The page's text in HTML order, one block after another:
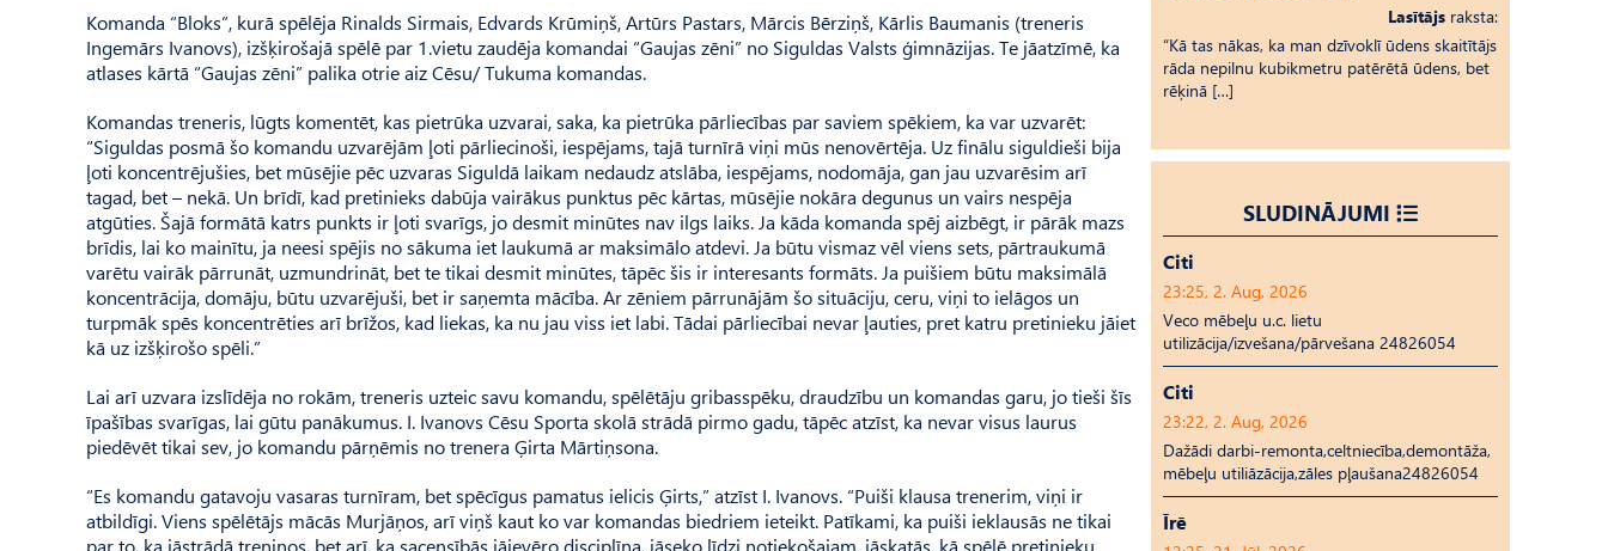
Komanda “Bloks”, kurā spēlēja Rinalds Sirmais, Edvards Krū­miņš, Artūrs Pastars, Mārcis Bērziņš, Kārlis Baumanis (treneris
Ingemārs Ivanovs), izšķirošajā spēlē par 1.vietu zaudēja komandai “Gaujas zēni” no Siguldas Valsts ģimnāzijas. Te jāatzīmē, ka
atlases kārtā “Gaujas zēni” palika otrie aiz Cēsu/ Tukuma komandas.
Komandas treneris, lūgts komentēt, kas pietrūka uzvarai, saka, ka pietrūka pārliecības par saviem spēkiem, ka var uzvarēt:
“Siguldas posmā šo komandu uzvarējām ļoti pārliecinoši, iespējams, tajā turnīrā viņi mūs nenovērtēja. Uz finālu siguldieši bija
ļoti koncentrējušies, bet mūsējie pēc uzvaras Siguldā laikam nedaudz atslāba, iespējams, nodomāja, gan jau uzvarēsim arī
tagad, bet – nekā. Un brīdī, kad pretinieks dabūja vairākus punktus pēc kārtas, mūsējie nokāra degunus un vairs nespēja
atgūties. Šajā formātā katrs punkts ir ļoti svarīgs, jo desmit minūtes nav ilgs laiks. Ja kāda komanda spēj aizbēgt, ir pārāk mazs
brīdis, lai ko mainītu, ja neesi spējis no sākuma iet laukumā ar maksimālo atdevi. Ja būtu vismaz vēl viens sets, pārtraukumā
varētu vairāk pārrunāt, uzmundrināt, bet te tikai desmit minūtes, tāpēc šis ir interesants formāts. Ja puišiem būtu maksimālā
koncentrācija, domāju, būtu uzvarējuši, bet ir saņemta mācība. Ar zēniem pārrunājām šo situāciju, ceru, viņi to ielāgos un
turpmāk spēs koncentrēties arī brīžos, kad liekas, ka nu jau viss iet labi. Tādai pārliecībai nevar ļauties, pret katru pretinieku jāiet
kā uz izšķirošo spēli.”
Lai arī uzvara izslīdēja no rokām, treneris uzteic savu komandu, spēlētāju gribasspēku, draudzību un komandas garu, jo tieši šīs
īpašības svarīgas, lai gūtu panākumus. I. Ivanovs Cēsu Sporta skolā strādā pirmo gadu, tāpēc atzīst, ka nevar visus laurus
piedēvēt tikai sev, jo komandu pārņēmis no trenera Ģirta Mārtiņsona.
“Es komandu gatavoju vasaras turnīram, bet spēcīgus pamatus ielicis Ģirts,” atzīst I. Ivanovs. “Puiši klausa trenerim, viņi ir
atbildīgi. Viens spēlētājs mācās Murjāņos, arī viņš kaut ko var komandas biedriem ieteikt. Patīkami, ka puiši ieklausās ne tikai
par to, ka jāstrādā treniņos, bet arī, ka sacensībās jāievēro disciplīna, jāseko līdzi notiekošajam, jāskatās, kā spēlē pretinieku
Lasītājs raksta:
“Kā tas nākas, ka man dzīvoklī ūdens skaitītājs
rāda nepilnu kubikmetru patērētā ūdens, bet
rēķinā […]
SLUDINĀJUMI
Citi
23:25, 2. Aug, 2026
Veco mēbeļu u.c. lietu
utilizācija/izvešana/pārvešana 24826054
Citi
23:22, 2. Aug, 2026
Dažādi darbi-remonta,celtniecība,demontāža,
mēbeļu utiliāzācija,zāles pļaušana24826054
Īrē